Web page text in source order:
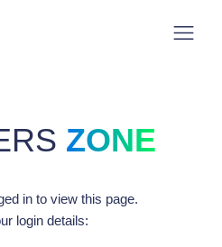
ZONE
in to view this page.
login details: